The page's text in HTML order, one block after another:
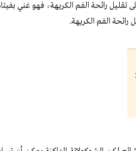
تقليل رائحة الفم الكريهة، فهو غني
رائحة الفم الكريهة.